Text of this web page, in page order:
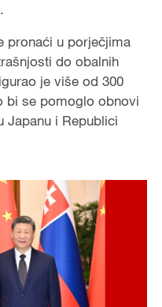
pronaći u porječjima
do obalnih
je više od 300
bi se pomoglo obnovi
Japanu i Republici